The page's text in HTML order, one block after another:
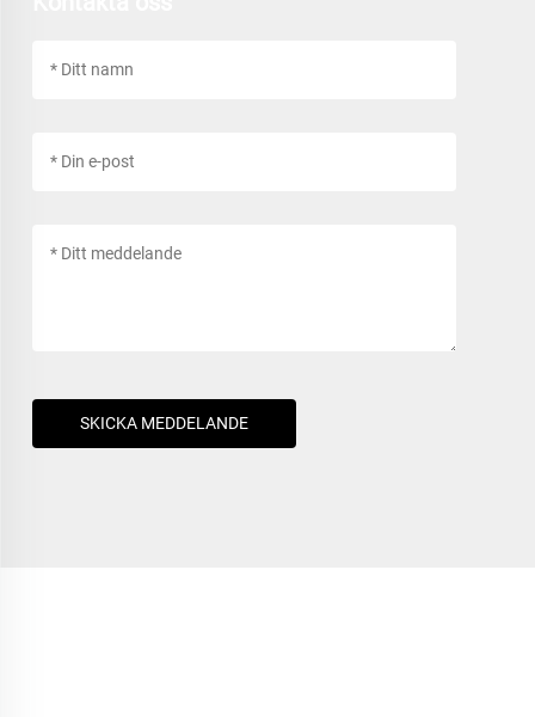
SKICKA MEDDELANDE